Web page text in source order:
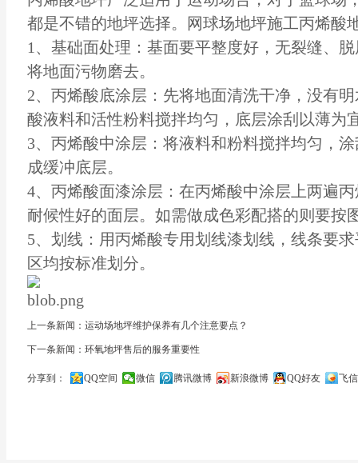
都是不错的地坪选择。网球场地坪施工丙烯酸
1、基础面处理：基面要平整度好，无裂缝、
将地面污物磨去。
2、丙烯酸底涂层：先将地面清洗干净，没有
酸液料和活性粉料搅拌均匀，底层涂刮以薄为
3、丙烯酸中涂层：将液料和粉料搅拌均匀，
成缓冲底层。
4、丙烯酸面漆涂层：在丙烯酸中涂层上两遍
耐候性好的面层。如需做成色彩配搭的则要按
5、划线：用丙烯酸专用划线漆划线，线条要
区均按标准划分。
上一条新闻：运动场地坪维护保养有几个注意要点？
下一条新闻：环氧地坪售后的服务重要性
分享到： QQ空间 微信 腾讯微博 新浪微博 QQ好友
飞信